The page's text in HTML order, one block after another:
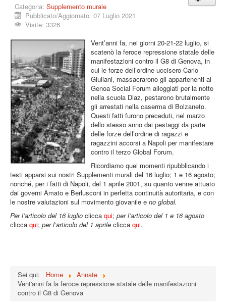
Categoria: Supplemento murale
Pubblicato/Aggiornato: 07 Luglio 2021
Visite: 3326
Vent’anni fa, nei giorni 20-21-22 luglio, si
scatenò la feroce repressione statale delle
manifestazioni contro il G8 di Genova, in
cui le forze dell’ordine uccisero Carlo
Giuliani, massacrarono gli appartenenti al
Genoa Social Forum alloggiati per la notte
nella scuola Diaz, pestarono brutalmente
gli arrestati nella caserma di Bolzaneto.
Questi fatti furono preceduti, nel marzo
dello stesso anno dai pestaggi da parte
delle forze dell’ordine di ragazzi e
ragazzini accorsi a Napoli per manifestare
contro il terzo Global Forum.
Ricordiamo quei momenti ripubblicando i
testi apparsi sui nostri Supplementi murali del 16 luglio; 1 e 16 agosto;
nonché, per i fatti di Napoli, del 1 aprile 2001, su quanto venne attuato
dai governi Amato e Berlusconi in perfetta continuità autoritaria, e con
le nostre valutazioni sul movimento giovanile e no global.
Per l’articolo del 16 luglio clicca qui; per l’articolo del 1 e 16 agosto
clicca qui; per l’articolo del 1 aprile clicca qui.
Sei qui: Home
Annate
Vent'anni fa la feroce repressione statale delle manifestazioni
contro il G8 di Genova